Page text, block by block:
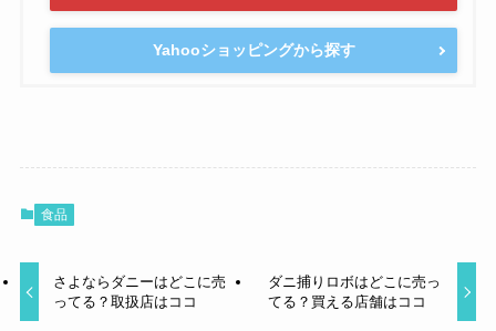
Yahooショッピングから探す
食品
さよならダニーはどこに売
ってる？取扱店はココ
ダニ捕りロボはどこに売っ
てる？買える店舗はココ